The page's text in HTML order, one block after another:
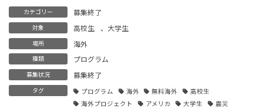
カテゴリー 募集終了
対象 高校生 、 大学生
場所 海外
種類 プログラム
募集状況 募集終了
タグ プログラム 海外 無料海外
高校生
海外プロジェクト
アメリカ 大学生
震災